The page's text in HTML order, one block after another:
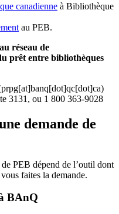
canadienne à Bibliothèque
au PEB.
réseau de
prêt entre bibliothèques
prpg[at]banq[dot]qc[dot]ca)
3131, ou 1 800 363-9028
demande de
PEB dépend de l’outil dont
faites la demande.
BAnQ